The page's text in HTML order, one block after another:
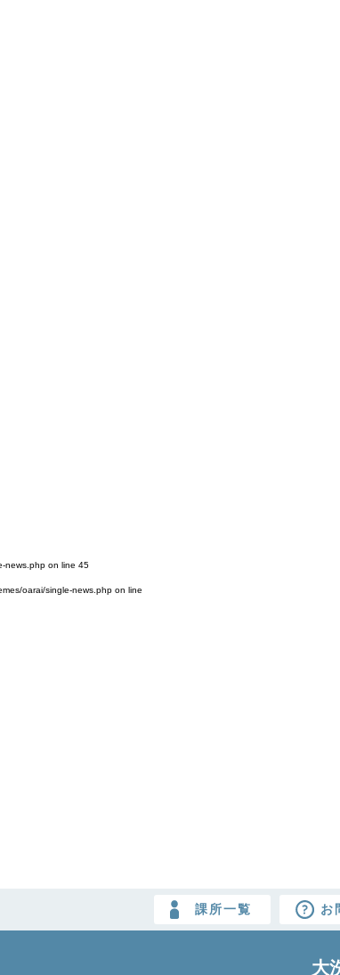
news.php on line 45
oarai/single-news.php on line
課所一覧 お
大